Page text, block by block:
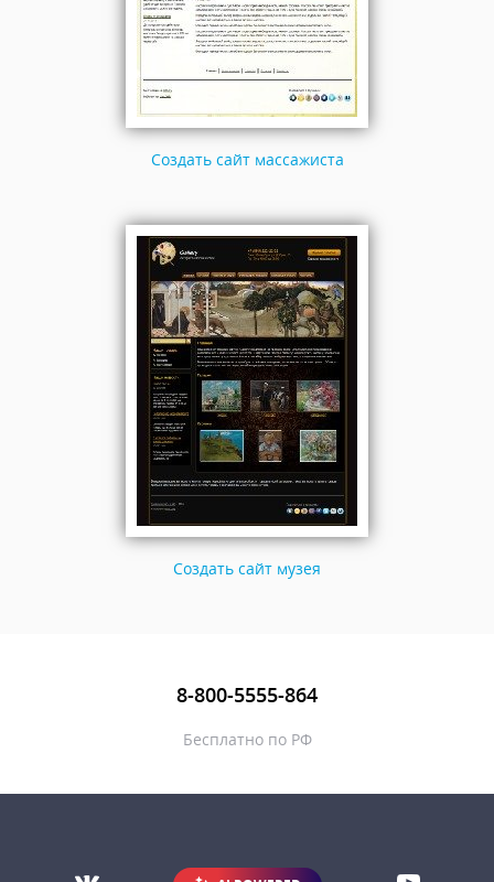
Создать сайт массажиста
Создать сайт музея
8-800-5555-864
Бесплатно по РФ